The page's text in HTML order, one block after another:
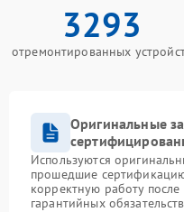
3293
отремонтированных
Оригинальные
Используются
прошедшие
корректную работу
гарантийных обязательств